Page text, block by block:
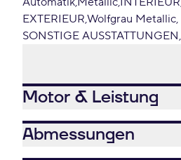
EXTERIEUR Wolfgrau Metallic
SONSTIGE AUSSTATTUNGEN
Motor & Leistung
Abmessungen